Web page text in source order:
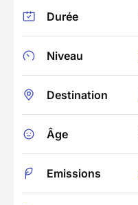
Durée
Niveau
Destination
Âge
Emissions